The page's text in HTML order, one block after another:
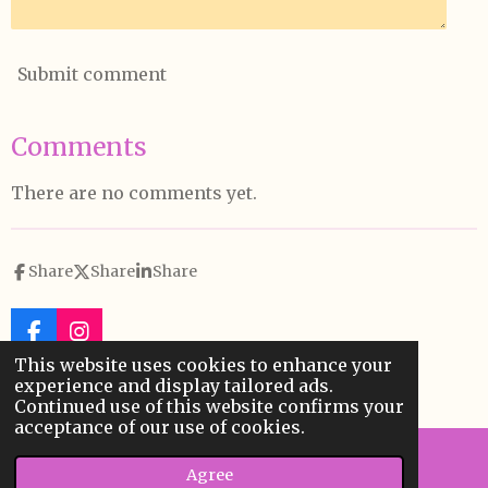
This website uses cookies to enhance your
experience and display tailored ads.
Continued use of this website confirms your
acceptance of our use of cookies.
Agree
Submit comment
Comments
There are no comments yet.
Share Share Share
F
a
c
e
b
o
I
n
s
t
a
r
© 2023 - 2026 Amal Fares H
Powered byWebador
Email